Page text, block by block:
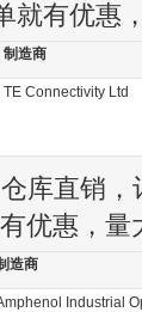
就有优惠
制造商
TE Connectivity Ltd
库直销，
优惠，
造商
Industrial